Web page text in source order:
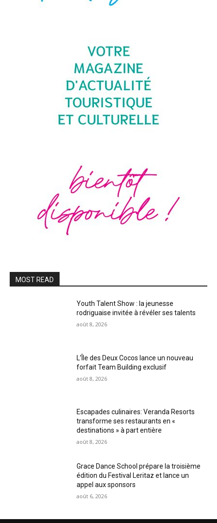
MOST READ
Youth Talent Show : la jeunesse
rodriguaise invitée à révéler ses talents
août 8, 2026
L’Île des Deux Cocos lance un nouveau
forfait Team Building exclusif
août 8, 2026
Escapades culinaires: Veranda Resorts
transforme ses restaurants en «
destinations » à part entière
août 8, 2026
Grace Dance School prépare la troisième
édition du Festival Leritaz et lance un
appel aux sponsors
août 6, 2026